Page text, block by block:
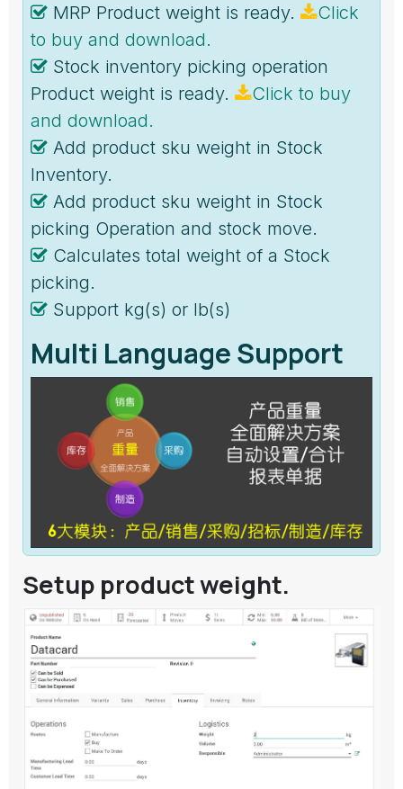
MRP Product weight is ready.
Click
to buy and download.
Stock inventory picking operation
Product weight is ready.
Click to buy
and download.
Add product sku weight in Stock
Inventory.
Add product sku weight in Stock
picking Operation and stock move.
Calculates total weight of a Stock
picking.
Support kg(s) or lb(s)
Multi Language Support
Setup product weight.